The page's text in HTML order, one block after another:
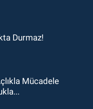
Durmaz!
Mücadele